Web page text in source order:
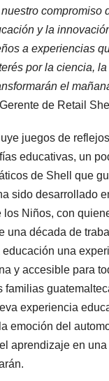
compromiso
y la
a experiencias
por la ciencia,
el
de Retail
juegos de
educativas, un
de Shell que
sido desarrollado
Niños, con
una década de
educación una
y accesible para
familias
experiencia
emoción del
aprendizaje en